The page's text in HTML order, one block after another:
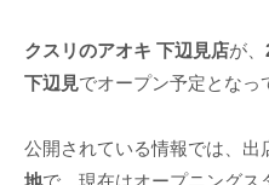
クスリのアオキ 下辺見店が、
下辺見でオープン予定となっ
公開されている情報では、出